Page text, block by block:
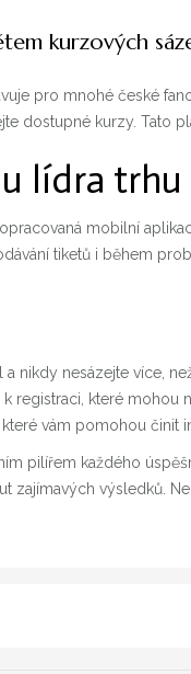
kurzových
pro mnohé české
dostupné kurzy. Tato
lídra trhu
mobilní
tiketů i během
nikdy nesázejte více,
registraci, které mohou
které vám pomohou činit
pilířem každého
zajímavých výsledků.